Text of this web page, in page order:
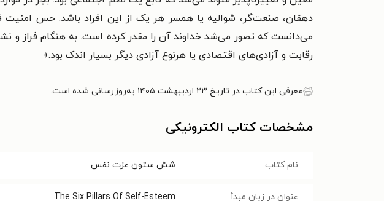
دهقان، صنعت‌گر، شوالیه یا همسر هر یک از این افراد باشد. حس
می‌دانست که تصور می‌شد خداوند آن را مقدر کرده است. به هنگام فراز
رقابت و آزادی‌های اقتصادی یا هرنوع آزادی دیگر بسیار اندک بود.»
معرفی این کتاب در تاریخ ۲۳ اردیبهشت ۱۴۰۵ به‌روزرسانی شده است.
مشخصات کتاب الکترونیکی
نام کتاب شش ستون عزت نفس
عنوان در زبان مبدأ The Six Pillars Of Self-Esteem